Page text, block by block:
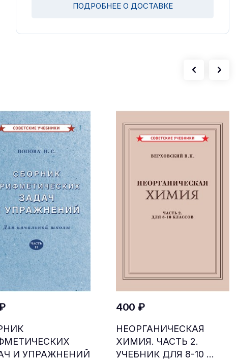
ПОДРОБНЕЕ О ДОСТАВКЕ
И УПРАЖНЕНИЙ
400 ₽
НЕОРГАНИЧЕСКАЯ
ХИМИЯ. ЧАСТЬ 2.
УЧЕБНИК ДЛЯ 8-10 ...